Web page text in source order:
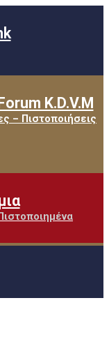
K.D.V.M
– Πιστοποιήσεις